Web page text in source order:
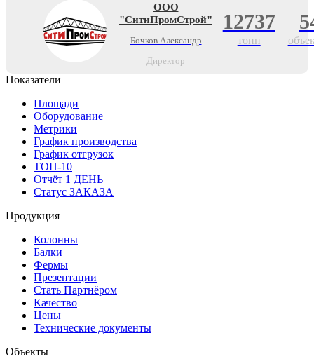
ООО
"СитиПромСтрой"
Бочков Александр
Директор
12737
тонн
Показатели
Площади
Оборудование
Метрики
График производства
График отгрузок
ТОП-10
Отчёт 1 ДЕНЬ
Статус ЗАКАЗА
Продукция
Колонны
Балки
Фермы
Презентации
Стать Партнёром
Качество
Цены
Технические документы
Объекты